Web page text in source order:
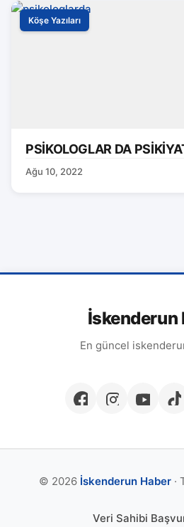
Köşe Yazıları
PSİKOLOGLAR DA
Ağu 10, 2022
İskenderun
En güncel
© 2026 İskenderun Haber·
Veri Sahibi